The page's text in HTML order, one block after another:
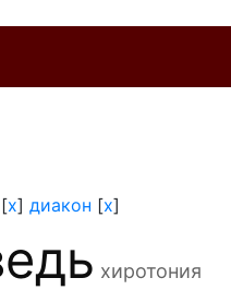
[x] диакон [x]
хиротония